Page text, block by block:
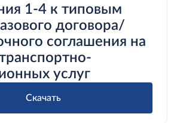
1-4 к типовым
договора/
соглашения на
услуг
Скачать